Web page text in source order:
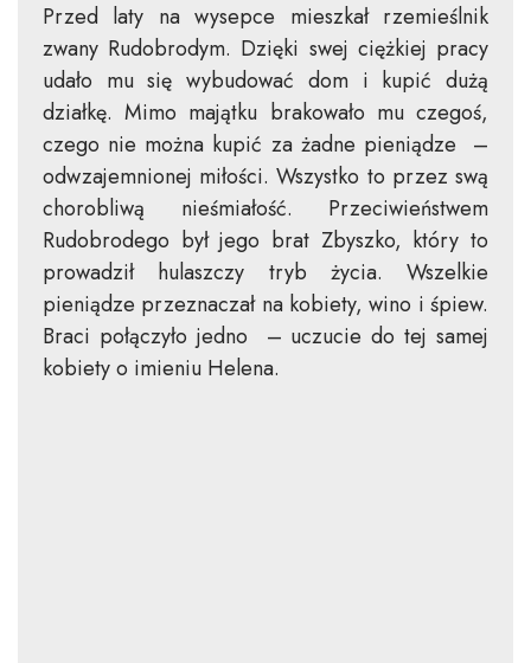
Przed laty na wysepce mieszkał rzemieślnik
zwany Rudobrodym. Dzięki swej ciężkiej pracy
udało mu się wybudować dom i kupić dużą
działkę. Mimo majątku brakowało mu czegoś,
czego nie można kupić za żadne pieniądze –
odwzajemnionej miłości. Wszystko to przez swą
chorobliwą nieśmiałość. Przeciwieństwem
Rudobrodego był jego brat Zbyszko, który to
prowadził hulaszczy tryb życia. Wszelkie
pieniądze przeznaczał na kobiety, wino i śpiew.
Braci połączyło jedno – uczucie do tej samej
kobiety o imieniu Helena.